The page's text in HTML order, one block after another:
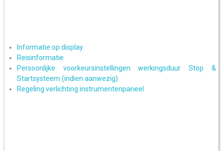
Informatie op display
Reisinformatie
Persoonlijke voorkeursinstellingen werkingsduur Stop &
Startsysteem (indien aanwezig)
Regeling verlichting instrumentenpaneel